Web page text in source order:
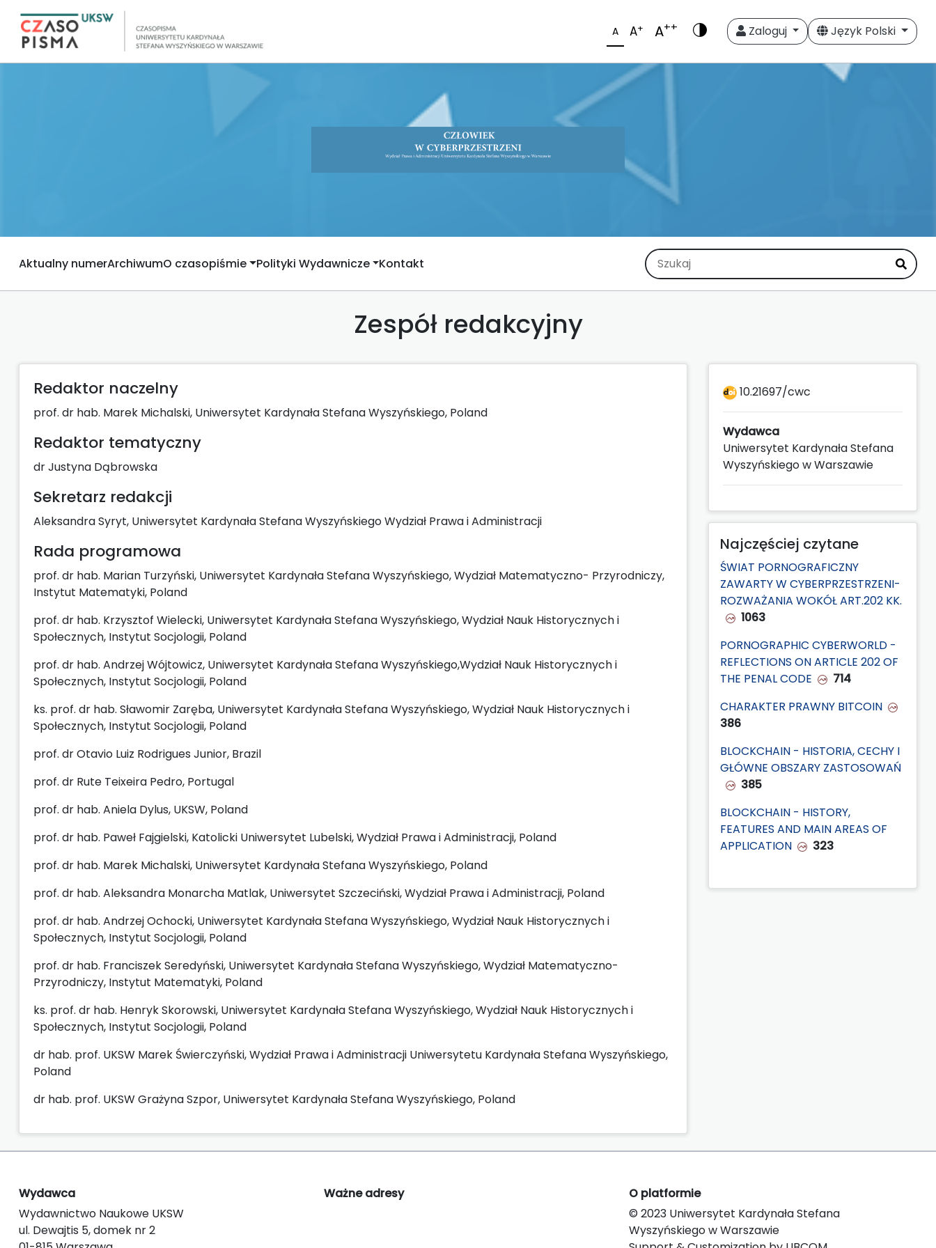
A A+ A++ Zaloguj Język Polski
Aktualny numerArchiwumO czasopiśmie Polityki Wydawnicze Kontakt
Zespół redakcyjny
Redaktor naczelny
prof. dr hab. Marek Michalski, Uniwersytet Kardynała Stefana Wyszyńskiego, Poland
Redaktor tematyczny
dr Justyna Dąbrowska
Sekretarz redakcji
Aleksandra Syryt, Uniwersytet Kardynała Stefana Wyszyńskiego Wydział Prawa i Administracji
Rada programowa
prof. dr hab. Marian Turzyński, Uniwersytet Kardynała Stefana Wyszyńskiego, Wydział Matematyczno- Przyrodniczy,
Instytut Matematyki, Poland
prof. dr hab. Krzysztof Wielecki, Uniwersytet Kardynała Stefana Wyszyńskiego, Wydział Nauk Historycznych i
Społecznych, Instytut Socjologii, Poland
prof. dr hab. Andrzej Wójtowicz, Uniwersytet Kardynała Stefana Wyszyńskiego,Wydział Nauk Historycznych i
Społecznych, Instytut Socjologii, Poland
ks. prof. dr hab. Sławomir Zaręba, Uniwersytet Kardynała Stefana Wyszyńskiego, Wydział Nauk Historycznych i
Społecznych, Instytut Socjologii, Poland
prof. dr Otavio Luiz Rodrigues Junior, Brazil
prof. dr Rute Teixeira Pedro, Portugal
prof. dr hab. Aniela Dylus, UKSW, Poland
prof. dr hab. Paweł Fajgielski, Katolicki Uniwersytet Lubelski, Wydział Prawa i Administracji, Poland
prof. dr hab. Marek Michalski, Uniwersytet Kardynała Stefana Wyszyńskiego, Poland
prof. dr hab. Aleksandra Monarcha Matlak, Uniwersytet Szczeciński, Wydział Prawa i Administracji, Poland
prof. dr hab. Andrzej Ochocki, Uniwersytet Kardynała Stefana Wyszyńskiego, Wydział Nauk Historycznych i
Społecznych, Instytut Socjologii, Poland
prof. dr hab. Franciszek Seredyński, Uniwersytet Kardynała Stefana Wyszyńskiego, Wydział Matematyczno-
Przyrodniczy, Instytut Matematyki, Poland
ks. prof. dr hab. Henryk Skorowski, Uniwersytet Kardynała Stefana Wyszyńskiego, Wydział Nauk Historycznych i
Społecznych, Instytut Socjologii, Poland
dr hab. prof. UKSW Marek Świerczyński, Wydział Prawa i Administracji Uniwersytetu Kardynała Stefana Wyszyńskiego,
Poland
dr hab. prof. UKSW Grażyna Szpor, Uniwersytet Kardynała Stefana Wyszyńskiego, Poland
10.21697/cwc
Wydawca
Uniwersytet Kardynała Stefana
Wyszyńskiego w Warszawie
Najczęściej czytane
ŚWIAT PORNOGRAFICZNY
ZAWARTY W CYBERPRZESTRZENI-
ROZWAŻANIA WOKÓŁ ART.202 KK.
1063
PORNOGRAPHIC CYBERWORLD -
REFLECTIONS ON ARTICLE 202 OF
THE PENAL CODE
714
CHARAKTER PRAWNY BITCOIN
386
BLOCKCHAIN - HISTORIA, CECHY I
GŁÓWNE OBSZARY ZASTOSOWAŃ
385
BLOCKCHAIN - HISTORY,
FEATURES AND MAIN AREAS OF
APPLICATION
323
Wydawca
Wydawnictwo Naukowe UKSW
ul. Dewajtis 5, domek nr 2
Ważne adresy
O platformie
© 2023 Uniwersytet Kardynała Stefana
Wyszyńskiego w Warszawie